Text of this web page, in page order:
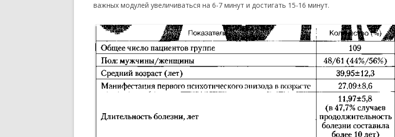
важных модулей увеличиваться на 6-7 минут и достигать 15-16 минут.